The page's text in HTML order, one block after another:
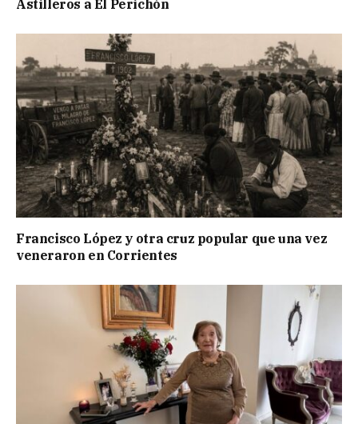
Astilleros a El Perichón
Francisco López y otra cruz popular que una vez
veneraron en Corrientes